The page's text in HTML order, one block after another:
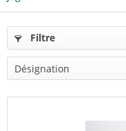
Filtre